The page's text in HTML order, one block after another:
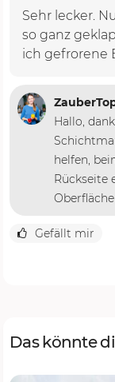
Sehr lecker.
so ganz
ich gefrorene
Hallo,
helfen,
Rückseite
Gefällt mir
Das könnte